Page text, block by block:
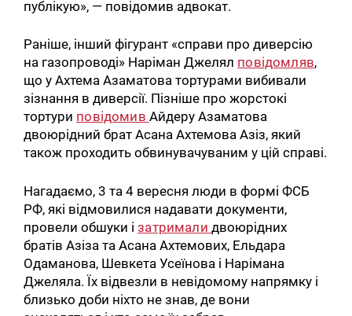
публікую», — повідомив адвокат.
Раніше, інший фігурант «справи про диверсію
на газопроводі» Наріман Джелял повідомляв,
що у Ахтема Азаматова тортурами вибивали
зізнання в диверсії. Пізніше про жорстокі
тортури повідомив Айдеру Азаматова
двоюрідний брат Асана Ахтемова Азіз, який
також проходить обвинувачуваним у цій справі.
Нагадаємо, 3 та 4 вересня люди в формі ФСБ
РФ, які відмовилися надавати документи,
провели обшуки ізатримали двоюрідних
братів Азіза та Асана Ахтемових, Ельдара
Одаманова, Шевкета Усеїнова і Нарімана
Джеляла. Їх відвезли в невідомому напрямку і
близько доби ніхто не знав, де вони